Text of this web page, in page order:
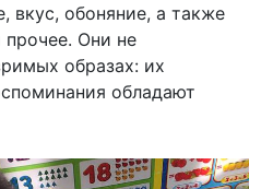
вкус, обоняние, а также
прочее. Они не
образах: их
обладают